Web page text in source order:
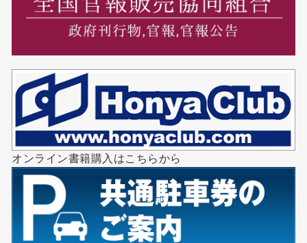
オンライン書籍購入はこちらから